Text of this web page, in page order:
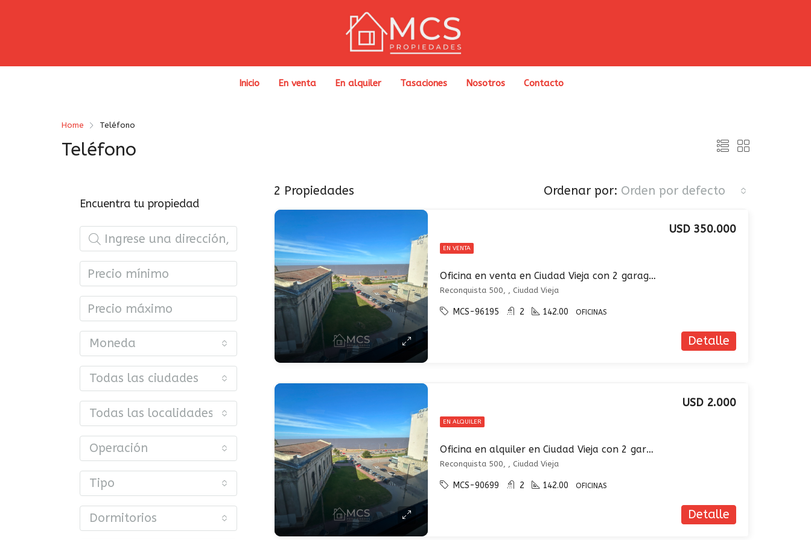
Inicio En venta En alquiler Tasaciones Nosotros Contacto
Home Teléfono
Teléfono
2 Propiedades Ordenar por: Orden por defecto
EN VENTA
Oficina en venta en Ciudad Vieja con 2 garages
USD 350.000
Reconquista 500, , Ciudad Vieja
MCS-96195 2 142.00 OFICINAS
Detalle
EN ALQUILER
Oficina en alquiler en Ciudad Vieja con 2 garages
USD 2.000
Reconquista 500, , Ciudad Vieja
MCS-90699 2 142.00 OFICINAS
Detalle
Encuentra tu propiedad
Moneda
Todas las ciudades
Todas las localidades o barrios
Operación
Tipo
Dormitorios